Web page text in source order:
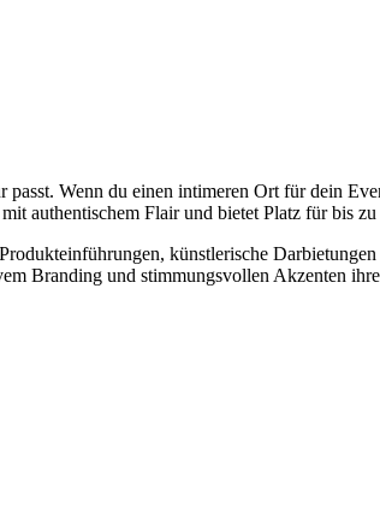
Wenn du einen intimeren Ort für dein
authentischem Flair und bietet Platz für bis zu
künstlerische
Branding und stimmungsvollen Akzenten